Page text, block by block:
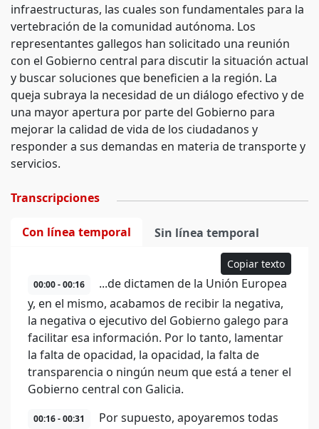
infraestructuras, las cuales son fundamentales para la
vertebración de la comunidad autónoma. Los
representantes gallegos han solicitado una reunión
con el Gobierno central para discutir la situación actual
y buscar soluciones que beneficien a la región. La
queja subraya la necesidad de un diálogo efectivo y de
una mayor apertura por parte del Gobierno para
mejorar la calidad de vida de los ciudadanos y
responder a sus demandas en materia de transporte y
servicios.
Transcripciones
Con línea temporal Sin línea temporal
Copiar texto
00:00 - 00:16
...de dictamen de la Unión Europea
y, en el mismo, acabamos de recibir la negativa,
la negativa o ejecutivo del Gobierno galego para
facilitar esa información. Por lo tanto, lamentar
la falta de opacidad, la opacidad, la falta de
transparencia o ningún neum que está a tener el
Gobierno central con Galicia.
00:16 - 00:31
Por supuesto, apoyaremos todas